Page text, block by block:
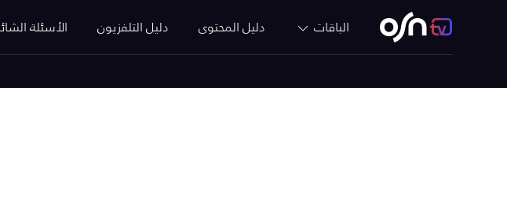
الباقات دليل المحتوى دليل التلفزيون الأسئلة